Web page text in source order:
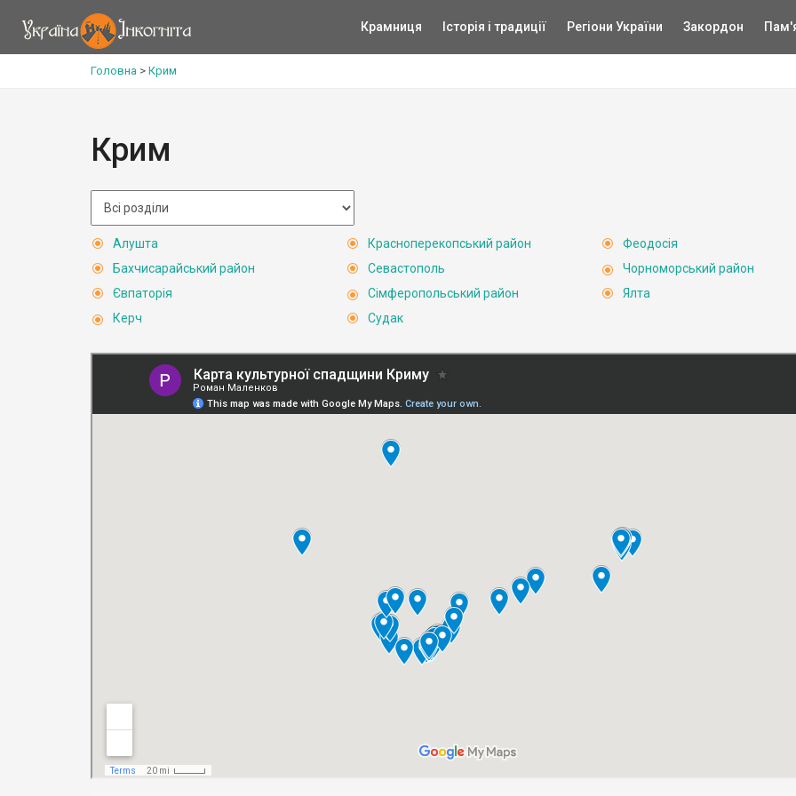
Крамниця Історія і традиції Регіони України Закордон
Головна > Крим
Крим
Алушта
Бахчисарайський район
Євпаторія
Керч
Красноперекопський район
Севастополь
Сімферопольський район
Судак
Феодосія
Чорноморський район
Ялта